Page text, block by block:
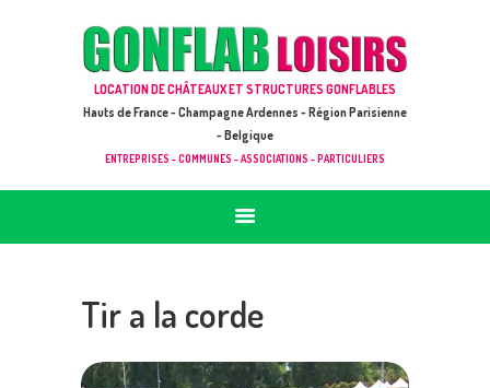
LOCATION DE CHÂTEAUX ET STRUCTURES GONFLABLES
Hauts de France - Champagne Ardennes - Région Parisienne
- Belgique
ENTREPRISES - COMMUNES - ASSOCIATIONS - PARTICULIERS
GONFLAB LOISIRS
ACCUEIL
JEUX À LOUER & PRESTATIONS
CATALOGUE / TARIF
DEMANDE DE DEVIS (SOUS 24H)
Tir a la corde